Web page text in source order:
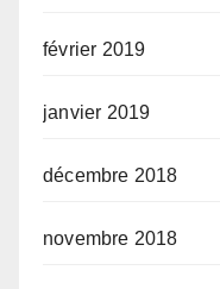
février 2019
janvier 2019
décembre 2018
novembre 2018